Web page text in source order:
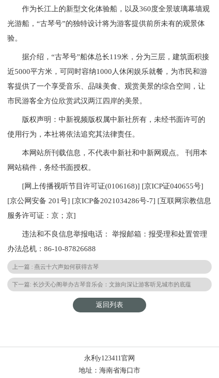
作为长江上的新型文化体验船，以及360度全景玻璃幕墙观
光游船，“古琴号”的独特设计将为游客提供前所未有的观景体
验。
据介绍，“古琴号”船体总长119米，分为三层，建筑面积接
近5000平方米，可同时容纳1000人休闲娱乐就餐，为市民和游
客提供了一个享受音乐、品味美食、观赏美景的综合空间，让
市民游客全方位欣赏武汉两江四岸的美景。
版权声明：中新视频版权属中新社所有，未经书面许可的
使用行为，本社将依法追究其法律责任。
本网站所刊载信息，不代表中新社和中新网观点。 刊用本
网站稿件，务经书面授权。
[网上传播视听节目许可证(0106168)] [京ICP证040655号]
[京公网安备 201号] [京ICP备2021034286号-7] [互联网宗教信息
服务许可证：京；京]
违法和不良信息举报电话： 举报邮箱：报受理和处置管理
办法总机：86-10-87826688
上一篇 : 燕云十六声如何获得古琴
下一篇: 长沙天心阁举办古琴音乐会：文旅向深让游客听见城市的底蕴
返回列表
永利y123411官网
地址：海南省海口市